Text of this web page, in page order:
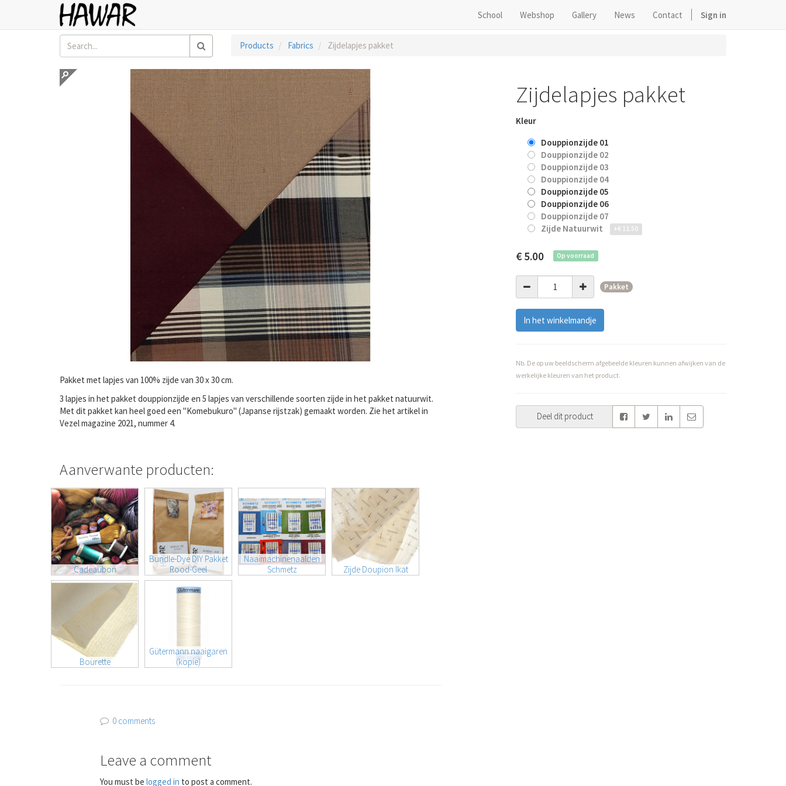
School Webshop Gallery News Contact Sign in
Products Fabrics Zijdelapjes pakket
Zijdelapjes pakket
Kleur
Douppionzijde 01
Douppionzijde 02
Douppionzijde 03
Douppionzijde 04
Douppionzijde 05
Douppionzijde 06
Douppionzijde 07
Zijde Natuurwit
+€ 12.50
€ 5.00 Op voorraad
Pakket
In het winkelmandje
Nb. De op uw beeldscherm afgebeelde kleuren kunnen afwijken van de
werkelijke kleuren van het product.
Deel dit product
Pakket met lapjes van 100% zijde van 30 x 30 cm.
3 lapjes in het pakket douppionzijde en 5 lapjes van verschillende soorten zijde in het pakket natuurwit.
Met dit pakket kan heel goed een "Komebukuro" (Japanse rijstzak) gemaakt worden. Zie het artikel in
Vezel magazine 2021, nummer 4.
Aanverwante producten:
Cadeaubon
Bundle-Dye DIY Pakket
Rood-Geel
Naaimachinenaalden
Schmetz
Zijde Doupion Ikat
Bourette
Gütermann naaigaren
(kopie)
0 comments
Leave a comment
You must belogged in to post a comment.